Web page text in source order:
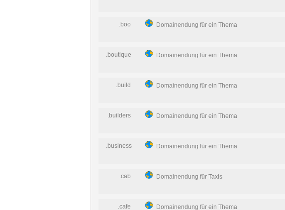
.boo Domainendung für ein Thema
.boutique Domainendung für ein Thema
.build Domainendung für ein Thema
.builders Domainendung für ein Thema
.business Domainendung für ein Thema
.cab Domainendung für Taxis
.cafe Domainendung für ein Thema